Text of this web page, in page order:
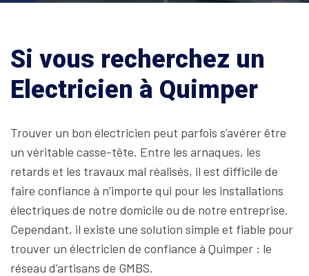
Si vous recherchez un
Electricien à Quimper
Trouver un bon électricien peut parfois s’avérer être
un véritable casse-tête. Entre les arnaques, les
retards et les travaux mal réalisés, il est difficile de
faire confiance à n’importe qui pour les installations
électriques de notre domicile ou de notre entreprise.
Cependant, il existe une solution simple et fiable pour
trouver un électricien de confiance à Quimper : le
réseau d’artisans de GMBS.